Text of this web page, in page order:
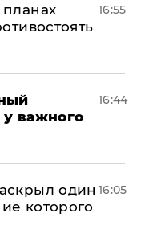
16:55
у важного
16:44
один
которого
16:05